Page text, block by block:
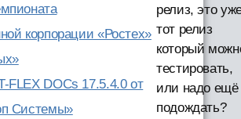
корпорации «Ростех»
FLEX DOCs 17.5.4.0 от
Системы»
релиз, это
тот релиз
который
тестировать,
или надо ещё
подождать?